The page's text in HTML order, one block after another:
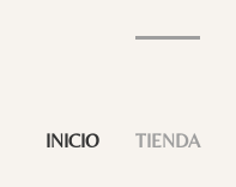
INICIO TIENDA